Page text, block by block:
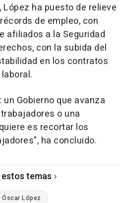
ha puesto de relieve
de empleo, con
afiliados a la Seguridad
con la subida del
en los contratos
Gobierno que avanza
o una
es recortar los
ha concluido.
temas
Óscar López